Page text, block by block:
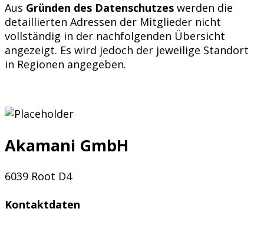
Aus Gründen des Datenschutzes werden die
detaillierten Adressen der Mitglieder nicht
vollständig in der nachfolgenden Übersicht
angezeigt. Es wird jedoch der jeweilige Standort
in Regionen angegeben.
Akamani GmbH
6039 Root D4
Kontaktdaten